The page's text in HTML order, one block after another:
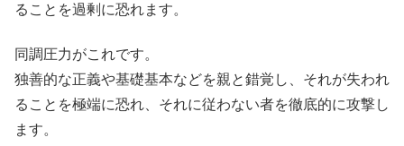
ることを過剰に恐れます。
同調圧力がこれです。
独善的な正義や基礎基本などを親と錯覚し、それが失われ
ることを極端に恐れ、それに従わない者を徹底的に攻撃し
ます。